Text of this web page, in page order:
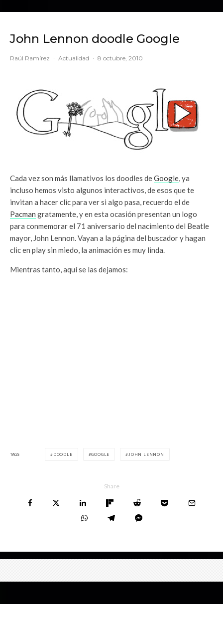
John Lennon doodle Google
Raúl Ramírez · Actualidad · 8 octubre, 2010
Cada vez son más llamativos los doodles deGoogle, ya
incluso hemos visto algunos interactivos, de esos que te
invitan a hacer clic para ver si algo pasa, recuerdo el de
Pacman gratamente, y en esta ocasión presentan un logo
para conmemorar el 71 aniversario del nacimiento del Beatle
mayor, John Lennon. Vayan a la página del buscador y hagan
clic en play sin miedo, la animación es muy linda.
Mientras tanto, aquí se las dejamos:
TAGS DOODLE GOOGLE JOHN LENNON
Share